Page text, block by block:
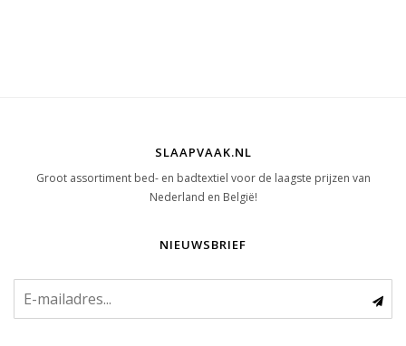
SLAAPVAAK.NL
Groot assortiment bed- en badtextiel voor de laagste prijzen van
Nederland en België!
NIEUWSBRIEF